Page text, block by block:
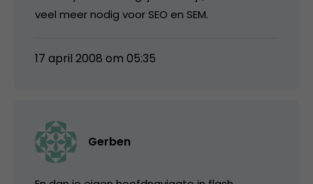
veel meer nodig voor SEO en SEM.
17 april 2008 om 05:35
Gerben